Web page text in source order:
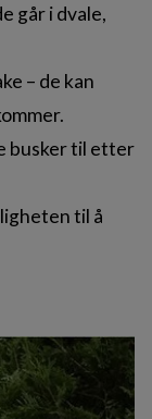
går i dvale,
– de kan
busker til etter
til å